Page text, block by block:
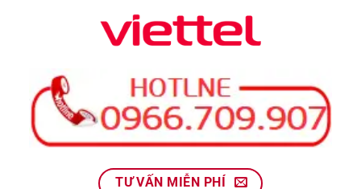
TƯ VẤN MIỄN PHÍ